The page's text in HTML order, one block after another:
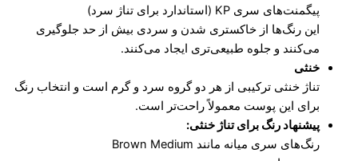
پیگمنت‌های سری KP (استاندارد برای تناژ سرد)
این رنگ‌ها از خاکستری شدن و سردی بیش از حد جلوگیری
می‌کنند و جلوه طبیعی‌تری ایجاد می‌کنند.
خنثی
تناژ خنثی ترکیبی از هر دو گروه سرد و گرم است و انتخاب رنگ
برای این پوست معمولاً راحت‌تر است.
پیشنهاد رنگ برای تناژ خنثی:
رنگ‌های سری میانه مانند Brown Medium